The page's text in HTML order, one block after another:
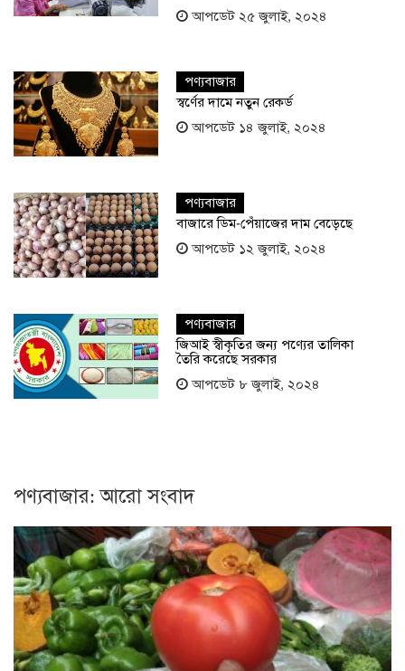
আপডেট ২৫ জুলাই, ২০২৪
পণ্যবাজার
স্বর্ণের দামে নতুন রেকর্ড
আপডেট ১৪ জুলাই, ২০২৪
পণ্যবাজার
বাজারে ডিম-পেঁয়াজের দাম বেড়েছে
আপডেট ১২ জুলাই, ২০২৪
পণ্যবাজার
জিআই স্বীকৃতির জন্য পণ্যের তালিকা
তৈরি করেছে সরকার
আপডেট ৮ জুলাই, ২০২৪
পণ্যবাজার: আরো সংবাদ